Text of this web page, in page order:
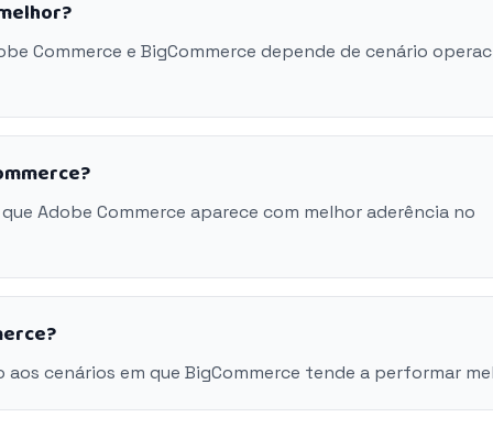
Commerce e BigCommerce depende de cenário
Adobe Commerce aparece com melhor aderência no
cenários em que BigCommerce tende a performar